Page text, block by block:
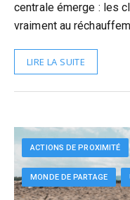
centrale émerge : les
vraiment au
LIRE LA SUITE
ACTIONS DE PROXIMITÉ
MONDE DE PARTAGE